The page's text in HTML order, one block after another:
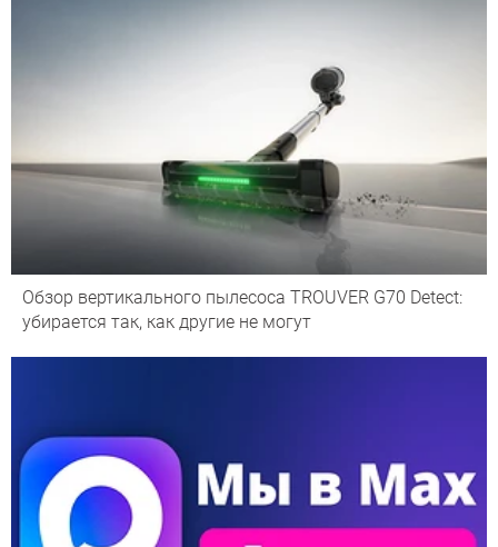
Обзор вертикального пылесоса TROUVER G70 Detect:
убирается так, как другие не могут